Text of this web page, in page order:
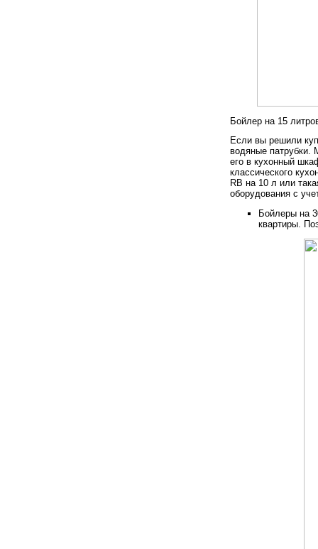
Бойлер на 15
Если вы решили
водяные патрубки.
его в кухонный
классического
RB на 10 л или
оборудования с
Бойлеры на
квартиры.